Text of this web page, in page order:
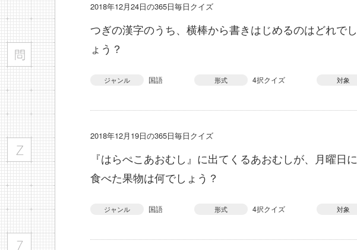
2018年12月24日の365日毎日クイズ
つぎの漢字のうち、横棒から書きはじめるのはどれでし
ょう？
ジャンル 国語 形式 4択クイズ 対象
2018年12月19日の365日毎日クイズ
『はらぺこあおむし』に出てくるあおむしが、月曜日に
食べた果物は何でしょう？
ジャンル 国語 形式 4択クイズ 対象